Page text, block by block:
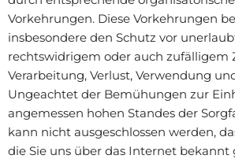
Vorkehrungen. Diese Vorkehrungen
insbesondere den Schutz vor
rechtswidrigem oder auch zufälligem
Verarbeitung, Verlust, Verwendung
Ungeachtet der Bemühungen zur
angemessen hohen Standes der
kann nicht ausgeschlossen werden,
die Sie uns über das Internet bekannt